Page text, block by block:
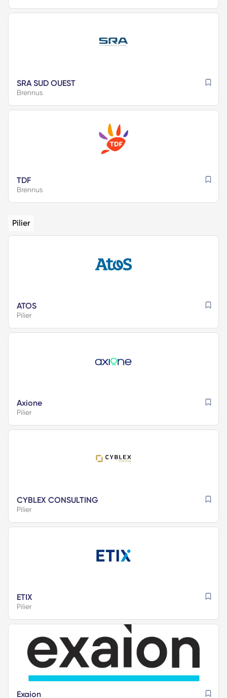
SRA SUD OUEST
Brennus
TDF
Brennus
Pilier
ATOS
Pilier
Axione
Pilier
CYBLEX CONSULTING
Pilier
ETIX
Pilier
Exaion